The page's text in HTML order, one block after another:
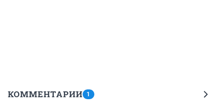
КОММЕНТАРИИ 1